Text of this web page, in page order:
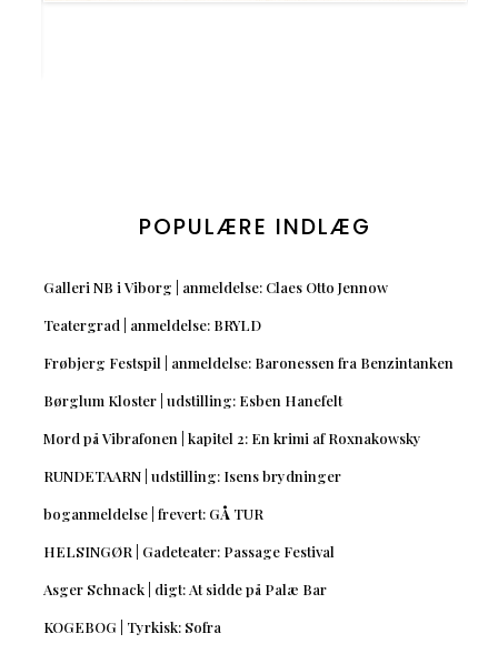
POPULÆRE INDLÆG
Galleri NB i Viborg | anmeldelse: Claes Otto Jennow
Teatergrad | anmeldelse: BRYLD
Frøbjerg Festspil | anmeldelse: Baronessen fra Benzintanken
Børglum Kloster | udstilling: Esben Hanefelt
Mord på Vibrafonen | kapitel 2: En krimi af Roxnakowsky
RUNDETAARN | udstilling: Isens brydninger
boganmeldelse | frevert: GÅ TUR
HELSINGØR | Gadeteater: Passage Festival
Asger Schnack | digt: At sidde på Palæ Bar
KOGEBOG | Tyrkisk: Sofra